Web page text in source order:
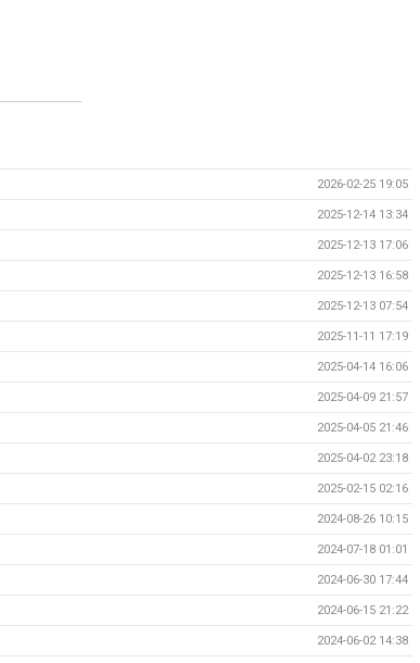
2026-02-25 19:05
2025-12-14 13:34
2025-12-13 17:06
2025-12-13 16:58
2025-12-13 07:54
2025-11-11 17:19
2025-04-14 16:06
2025-04-09 21:57
2025-04-05 21:46
2025-04-02 23:18
2025-02-15 02:16
2024-08-26 10:15
2024-07-18 01:01
2024-06-30 17:44
2024-06-15 21:22
2024-06-02 14:38